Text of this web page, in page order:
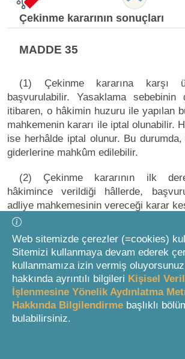
Çekinme kararının sonuçları
MADDE 35
(1) Çekinme kararına karşı
başvurulabilir. Yasaklama sebebinin
itibaren, o hâkimin huzuru ile yapılan
mahkemenin kararı ile iptal olunabilir.
ise herhâlde iptal olunur. Bu durumda,
giderlerine mahkûm edilebilir.
(2) Çekinme kararının ilk
hâkimince verildiği hâllerde,
adliye mahkemesinin vereceği karar
Ret sebepleri
MADDE 36
(1) Hâkimin tarafsızlığından
önemli bir sebebin bulunması
Özellikle aşağıdaki hâllerde,
Web sitemizde çerezler (=cookies)
Sitemizi kullanmaya devam ederek
kullanmamıza izin vermiş
hakkında ayrıntılı bilgileri Kişisel
İşlenmesine Yönelik Aydınlatma
Hakkında Bilgilendirme başlıklı
bulabilirsiniz.